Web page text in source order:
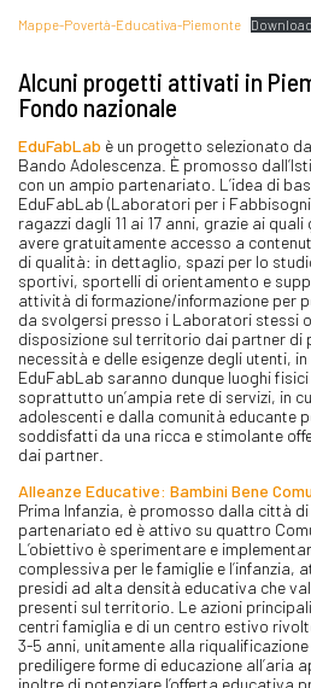
Mappe-Povertà-Educativa-Piemonte Download
Alcuni progetti attivati in
Fondo nazionale
EduFabLab è un progetto selezionato
Bando Adolescenza. È promosso
con un ampio partenariato. L’idea di
EduFabLab (Laboratori per i
ragazzi dagli 11 ai 17 anni, grazie ai
avere gratuitamente accesso a
di qualità: in dettaglio, spazi per lo
sportivi, sportelli di orientamento e
attività di formazione/informazione per
da svolgersi presso i Laboratori stessi
disposizione sul territorio dai partner di
necessità e delle esigenze degli utenti, in
EduFabLab saranno dunque luoghi
soprattutto un’ampia rete di servizi, in
adolescenti e dalla comunità educante
soddisfatti da una ricca e stimolante
dai partner.
Alleanze Educative: Bambini Bene
Prima Infanzia, è promosso dalla città
partenariato ed è attivo su quattro
L’obiettivo è sperimentare e
complessiva per le famiglie e l’infanzia,
presidi ad alta densità educativa che
presenti sul territorio. Le azioni
centri famiglia e di un centro estivo
3-5 anni, unitamente alla
prediligere forme di educazione all’aria
inoltre di potenziare l’offerta educativa